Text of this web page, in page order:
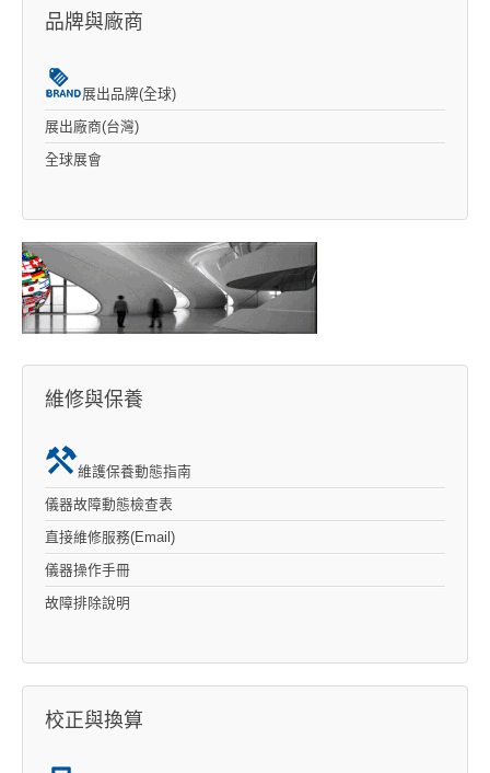
品牌與廠商
展出品牌(全球)
展出廠商(台灣)
全球展會
維修與保養
維護保養動態指南
儀器故障動態檢查表
直接維修服務(Email)
儀器操作手冊
故障排除說明
校正與換算